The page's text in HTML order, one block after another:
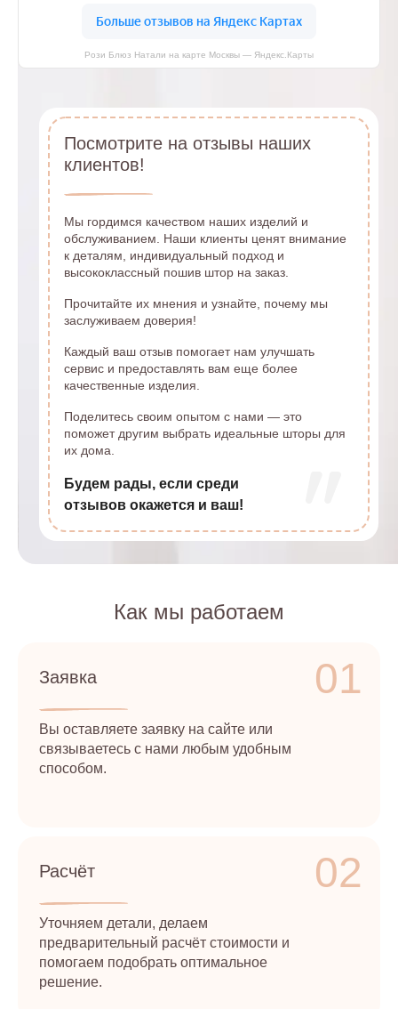
Рози Блюз Натали на карте Москвы — Яндекс.Карты
Посмотрите на отзывы наших
клиентов!
Мы гордимся качеством наших изделий и
обслуживанием. Наши клиенты ценят внимание
к деталям, индивидуальный подход и
высококлассный пошив штор на заказ.
Прочитайте их мнения и узнайте, почему мы
заслуживаем доверия!
Каждый ваш отзыв помогает нам улучшать
сервис и предоставлять вам еще более
качественные изделия.
Поделитесь своим опытом с нами — это
поможет другим выбрать идеальные шторы для
их дома.
Будем рады, если среди
отзывов окажется и ваш!
Как мы работаем
Заявка 01
Вы оставляете заявку на сайте или
связываетесь с нами любым удобным
способом.
Расчёт 02
Уточняем детали, делаем
предварительный расчёт стоимости и
помогаем подобрать оптимальное
решение.